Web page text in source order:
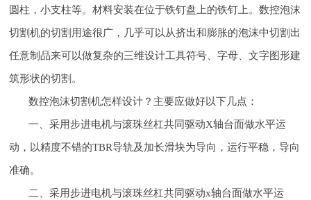
圆柱，小支柱等。材料安装在位于铁钉盘上的铁钉上。数控泡沫
切割机的切割用途很广，几乎可以从挤出和膨胀的泡沫中切割出
任意制品来可以做复杂的三维设计工具符号、字母、文字图形建
筑形状的切割。
数控泡沫切割机怎样设计？主要应做好以下几点：
一、采用步进电机与滚珠丝杠共同驱动X轴台面做水平运
动，以精度不错的TBR导轨及加长滑块为导向，运行平稳，导向
准确。
二、采用步进电机与滚珠丝杠共同驱动x轴台面做水平运